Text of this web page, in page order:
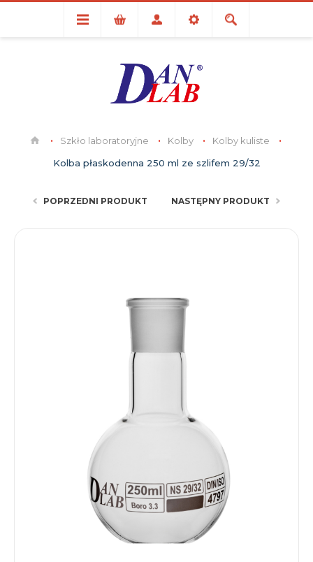
Szkło laboratoryjne Kolby
Kolby kuliste
Kolba płaskodenna 250 ml ze szlifem 29/32
POPRZEDNI PRODUKT NASTĘPNY PRODUKT